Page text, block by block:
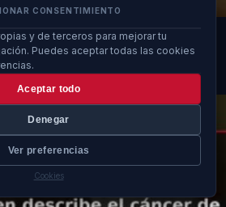
CONSENTIMIENTO
y de terceros para mejorar tu
Puedes aceptar todas las cookies
Aceptar todo
Denegar
Ver preferencias
Cookies
sobre impacto de no asistir